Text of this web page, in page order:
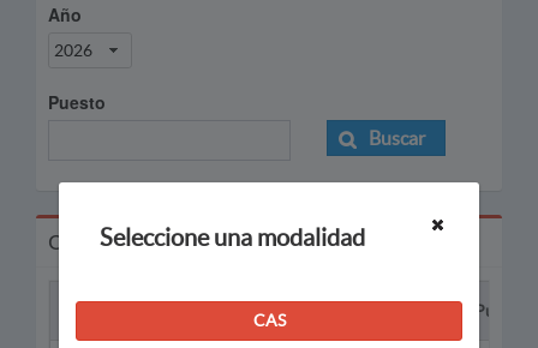
Año
2026
Puesto
Buscar
Convocatorias
Puesto
Seleccione una modalidad
CAS